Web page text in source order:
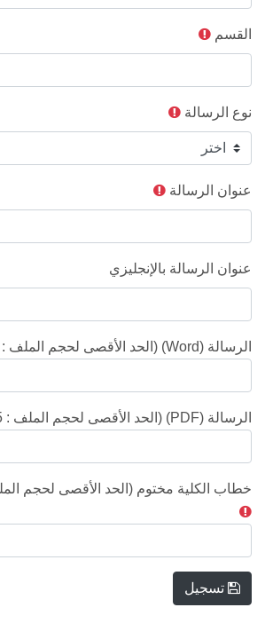
القسم
نوع الرسالة
عنوان الرسالة
عنوان الرسالة بالإنجليزي
الرسالة (Word) (الحد الأقصى لحجم الملف : 25 ميجا بايت)
الرسالة (PDF) (الحد الأقصى لحجم الملف : 25 ميجا بايت)
خطاب الكلية مختوم (الحد الأقصى لحجم الملف : 25 ميجا
تسجيل